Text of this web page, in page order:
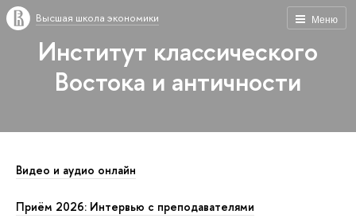
Меню
Высшая школа экономики
Институт классического
Востока и античности
Видео и аудио онлайн
Приём 2026: Интервью с преподавателями